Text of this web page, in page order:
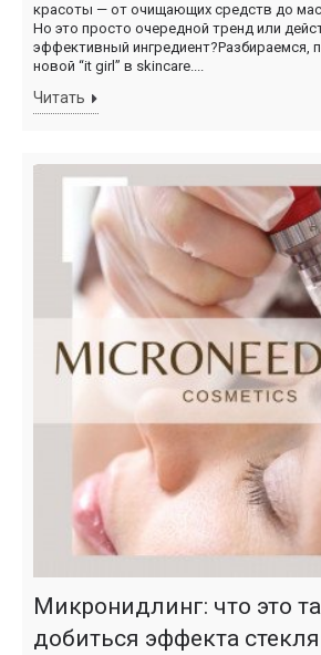
красоты — от очищающих средств до
Но это просто очередной тренд или
эффективный ингредиент?Разбираемся,
новой “it girl” в skincare....
Читать
Микронидлинг: что это
добиться эффекта